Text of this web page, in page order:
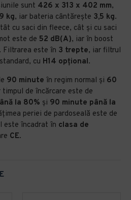
sunt 426 x 313 x 402 mm,
kg, iar bateria cântărește 3,5 kg.
cu saci din fleece, cât și cu saci
este de 52 dB(A), iar în boost
. Filtrarea este în 3 trepte, iar filtrul
cu H14 opțional.
90 minute în regim normal și 60
de încărcare este de
la 80% și 90 minute până la
periei de pardoseală este de
este încadrat în clasa de
CE.